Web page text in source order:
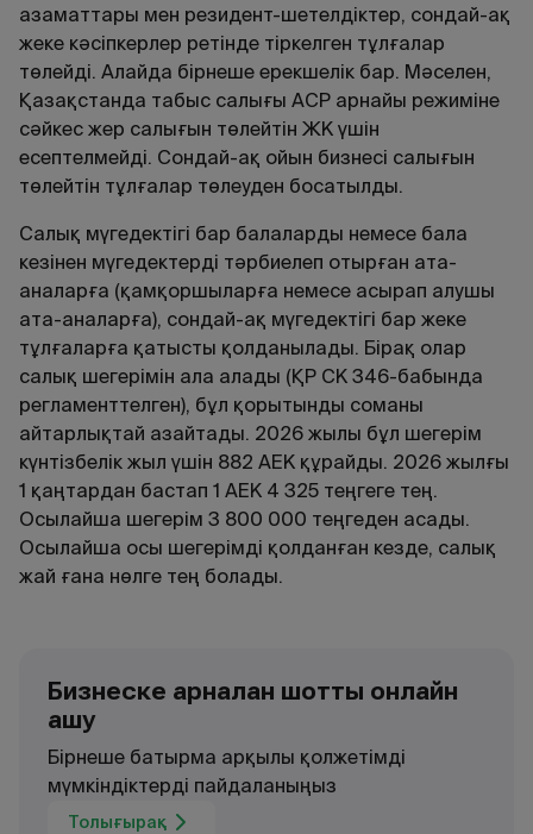
азаматтары мен резидент-шетелдіктер, сондай-ақ
жеке кәсіпкерлер ретінде тіркелген тұлғалар
төлейді. Алайда бірнеше ерекшелік бар. Мәселен,
Қазақстанда табыс салығы АСР арнайы режиміне
сәйкес жер салығын төлейтін ЖК үшін
есептелмейді. Сондай-ақ ойын бизнесі салығын
төлейтін тұлғалар төлеуден босатылды.
Салық мүгедектігі бар балаларды немесе бала
кезінен мүгедектерді тәрбиелеп отырған ата-
аналарға (қамқоршыларға немесе асырап алушы
ата-аналарға), сондай-ақ мүгедектігі бар жеке
тұлғаларға қатысты қолданылады. Бірақ олар
салық шегерімін ала алады (ҚР СК 346-бабында
регламенттелген), бұл қорытынды соманы
айтарлықтай азайтады. 2026 жылы бұл шегерім
күнтізбелік жыл үшін 882 АЕК құрайды. 2026 жылғы
1 қаңтардан бастап 1 АЕК 4 325 теңгеге тең.
Осылайша шегерім 3 800 000 теңгеден асады.
Осылайша осы шегерімді қолданған кезде, салық
жай ғана нөлге тең болады.
Бизнеске арналған шотты онлайн
ашу
Бірнеше батырма арқылы қолжетімді
мүмкіндіктерді пайдаланыңыз
Толығырақ